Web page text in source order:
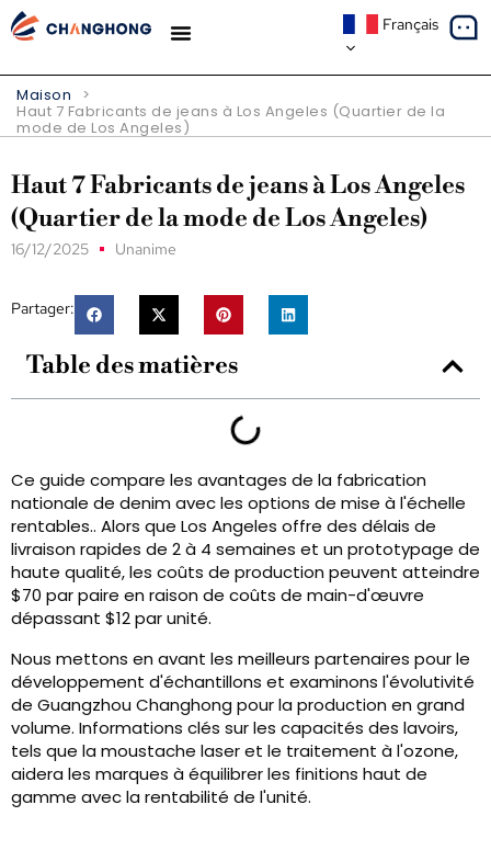
Français
Maison >
Haut 7 Fabricants de jeans à Los Angeles (Quartier de la
mode de Los Angeles)
Haut 7 Fabricants de jeans à Los Angeles
(Quartier de la mode de Los Angeles)
16/12/2025 Unanime
Partager:
Table des matières
Ce guide compare les avantages de la fabrication
nationale de denim avec les options de mise à l'échelle
rentables.. Alors que Los Angeles offre des délais de
livraison rapides de 2 à 4 semaines et un prototypage de
haute qualité, les coûts de production peuvent atteindre
$70 par paire en raison de coûts de main-d'œuvre
dépassant $12 par unité.
Nous mettons en avant les meilleurs partenaires pour le
développement d'échantillons et examinons l'évolutivité
de Guangzhou Changhong pour la production en grand
volume. Informations clés sur les capacités des lavoirs,
tels que la moustache laser et le traitement à l'ozone,
aidera les marques à équilibrer les finitions haut de
gamme avec la rentabilité de l'unité.